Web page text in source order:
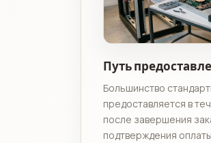
Путь
Большинство
предоставляется в
после завершения
подтверждения